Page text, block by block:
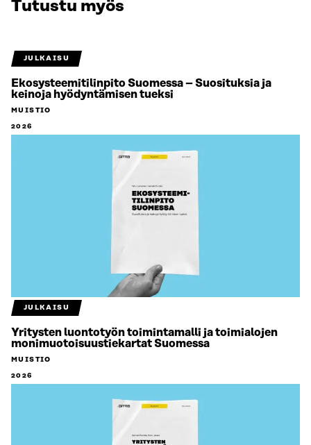
Tutustu myös
JULKAISU
Ekosysteemitilinpito Suomessa – Suosituksia ja
keinoja hyödyntämisen tueksi
MUISTIO
2026
JULKAISU
Yritysten luontotyön toimintamalli ja toimialojen
monimuotoisuustiekartat Suomessa
MUISTIO
2026